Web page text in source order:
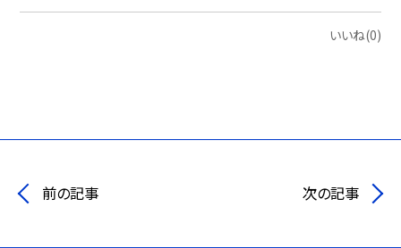
いいね(0)
前の記事 次の記事